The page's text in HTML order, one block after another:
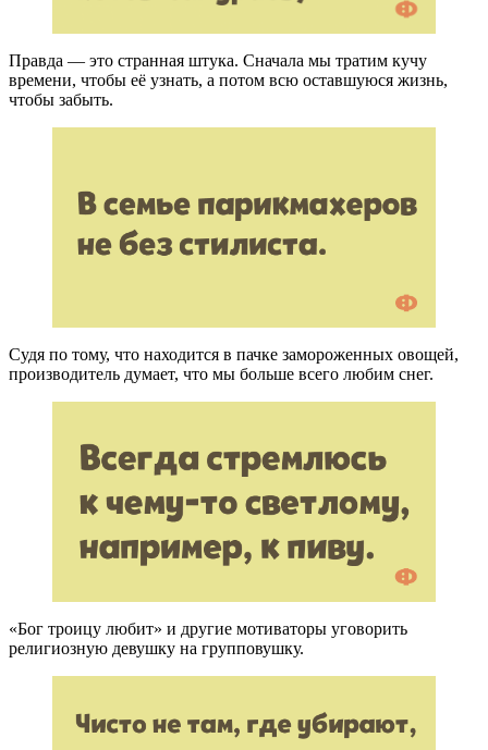
Правда — это странная штука. Сначала мы тратим кучу
времени, чтобы её узнать, а потом всю оставшуюся жизнь,
чтобы забыть.
Судя по тому, что находится в пачке замороженных овощей,
производитель думает, что мы больше всего любим снег.
«Бог троицу любит» и другие мотиваторы уговорить
религиозную девушку на групповушку.